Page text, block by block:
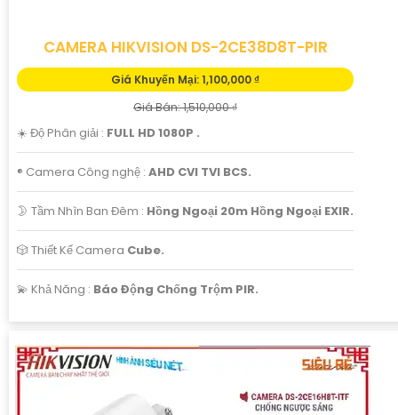
CAMERA HIKVISION DS-2CE38D8T-PIR
Giá Khuyến Mại: 1,100,000 ₫
Giá Bán: 1,510,000 ₫
☀️ Độ Phân giải : FULL HD 1080P .
®️ Camera Công nghệ : AHD CVI TVI BCS.
🌛 Tầm Nhìn Ban Đêm : Hồng Ngoại 20m Hồng Ngoại EXIR.
🎲 Thiết Kế Camera Cube.
️💫 Khả Năng : Báo Động Chống Trộm PIR.